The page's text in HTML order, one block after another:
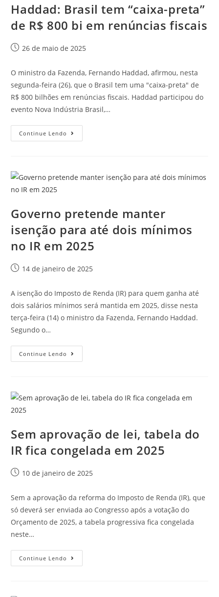
Haddad: Brasil tem “caixa-preta”
de R$ 800 bi em renúncias fiscais
26 de maio de 2025
O ministro da Fazenda, Fernando Haddad, afirmou, nesta
segunda-feira (26), que o Brasil tem uma "caixa-preta" de
R$ 800 bilhões em renúncias fiscais. Haddad participou do
evento Nova Indústria Brasil,…
Continue Lendo
Governo pretende manter
isenção para até dois mínimos
no IR em 2025
14 de janeiro de 2025
A isenção do Imposto de Renda (IR) para quem ganha até
dois salários mínimos será mantida em 2025, disse nesta
terça-feira (14) o ministro da Fazenda, Fernando Haddad.
Segundo o…
Continue Lendo
Sem aprovação de lei, tabela do
IR fica congelada em 2025
10 de janeiro de 2025
Sem a aprovação da reforma do Imposto de Renda (IR), que
só deverá ser enviada ao Congresso após a votação do
Orçamento de 2025, a tabela progressiva fica congelada
neste…
Continue Lendo